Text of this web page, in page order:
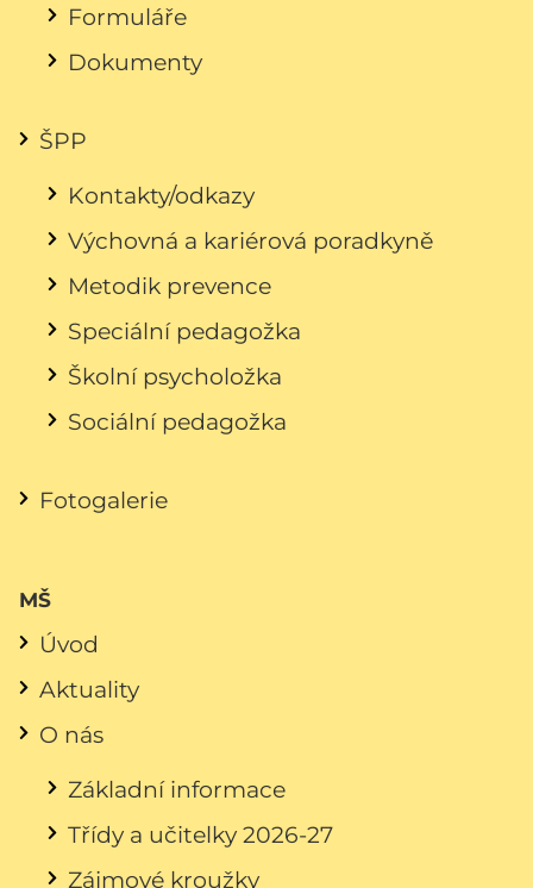
Formuláře
Dokumenty
ŠPP
Kontakty/odkazy
Výchovná a kariérová poradkyně
Metodik prevence
Speciální pedagožka
Školní psycholožka
Sociální pedagožka
Fotogalerie
MŠ
Úvod
Aktuality
O nás
Základní informace
Třídy a učitelky 2026-27
Zájmové kroužky